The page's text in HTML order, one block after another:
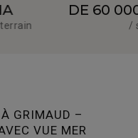
DE 60 000
/
GRIMAUD –
VUE MER